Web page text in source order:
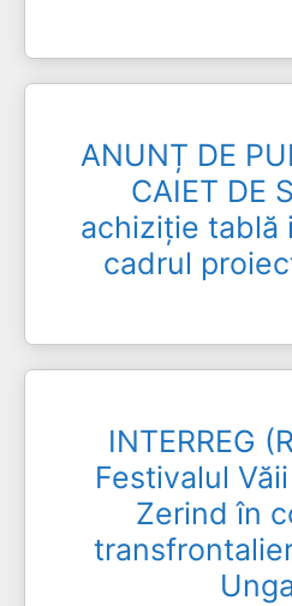
ANUNȚ DE
CAIET DE
achiziție tablă
cadrul
INTERREG
Festivalul
Zerind în